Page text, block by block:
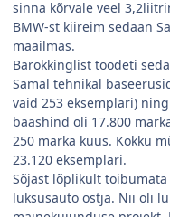
sinna kõrvale veel
BMW-st kiireim sedaan
maailmas.
Barokkinglist toodeti
Samal tehnikal
vaid 253 eksemplari)
baashind oli 17.800
250 marka kuus. Kokku
23.120 eksemplari.
Sõjast lõplikult
luksusauto ostja. Nii oli